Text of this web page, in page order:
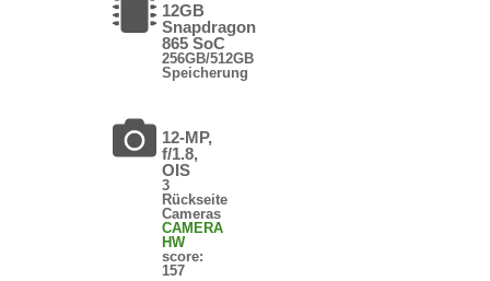
12GB
Snapdragon
865 SoC
256GB/512GB
Speicherung
12-MP,
f/1.8,
OIS
3
Rückseite
Cameras
CAMERA
HW
score:
157